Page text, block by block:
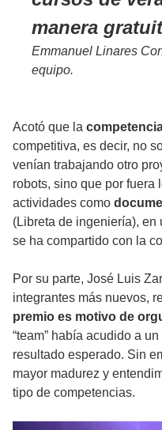
manera
Emmanuel Linares
equipo.
Acotó que la
competitiva, es decir, no
venían trabajando otro
robots, sino que por fuera
actividades como
(Libreta de ingeniería),
se ha compartido con la
Por su parte, José Luis
integrantes más nuevos,
premio es motivo de
“team” había acudido a
resultado esperado. Sin
mayor madurez y
tipo de competencias.